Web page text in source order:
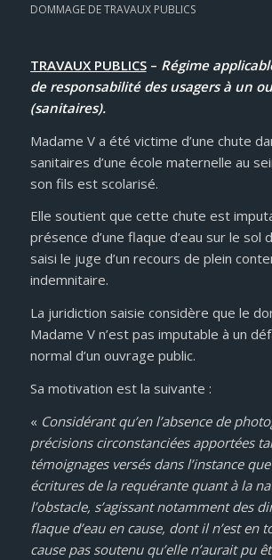
DOMMAGE DE TRAVAUX PUBLICS
TRAVAUX PUBLICS– Régime
de responsabilité des usagers à un
(sanitaires).
Madame V a été victime d’une chute
sanitaires d’une école maternelle au
son fils est scolarisé.
Elle soutient que cette chute est
présence d’une flaque d’eau sur le sol
saisi le juge d’un recours de plein
indemnitaire.
La juridiction saisie considère que le
Madame V n’est pas imputable à un
normal d’un ouvrage public.
Sa motivation est la suivante :
« Considérant qu’en l’absence de
précisions circonstanciées apportées
témoignages versés dans l’instance
écritures de la requérante quant à la
l’obstacle, s’agissant notamment des
flaque d’eau en cause, dont il n’est en
cause pas soutenu qu’elle n’aurait pu